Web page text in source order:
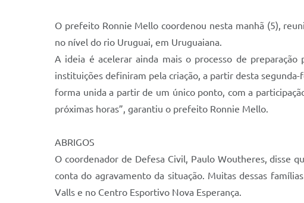
O prefeito Ronnie Mello coordenou nesta manhã (5),
no nível do rio Uruguai, em Uruguaiana.
A ideia é acelerar ainda mais o processo de
instituições definiram pela criação, a partir desta
forma unida a partir de um único ponto, com a
próximas horas”, garantiu o prefeito Ronnie Mello.
ABRIGOS
O coordenador de Defesa Civil, Paulo Woutheres, disse
conta do agravamento da situação. Muitas dessas
Valls e no Centro Esportivo Nova Esperança.